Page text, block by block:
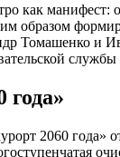
как
образом
Томашенко и
года»
2060